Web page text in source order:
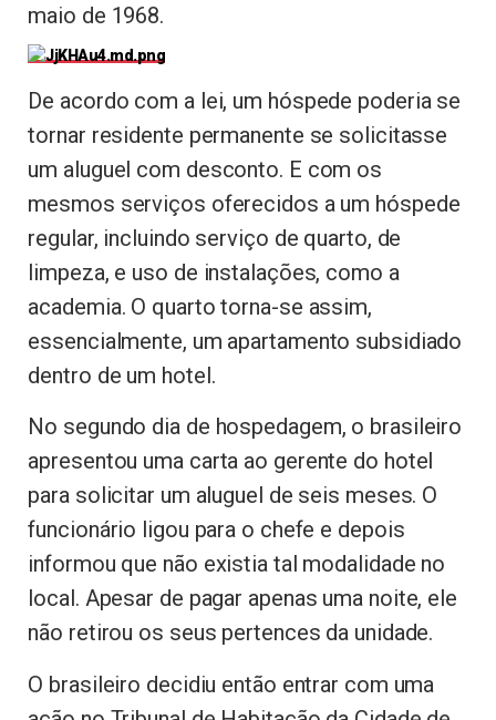
maio de 1968.
De acordo com a lei, um hóspede poderia se
tornar residente permanente se solicitasse
um aluguel com desconto. E com os
mesmos serviços oferecidos a um hóspede
regular, incluindo serviço de quarto, de
limpeza, e uso de instalações, como a
academia. O quarto torna-se assim,
essencialmente, um apartamento subsidiado
dentro de um hotel.
No segundo dia de hospedagem, o brasileiro
apresentou uma carta ao gerente do hotel
para solicitar um aluguel de seis meses. O
funcionário ligou para o chefe e depois
informou que não existia tal modalidade no
local. Apesar de pagar apenas uma noite, ele
não retirou os seus pertences da unidade.
O brasileiro decidiu então entrar com uma